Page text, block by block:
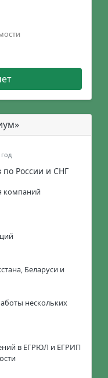
по России и СНГ
компаний
Беларуси и
нескольких
в ЕГРЮЛ и ЕГРИП